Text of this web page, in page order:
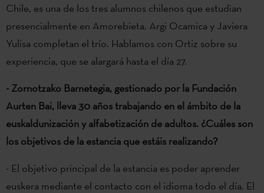
Chile, es una de los tres alumnos chilenos que estudian
presencialmente en Amorebieta. Argi Ocamica y Javiera
Yulisa completan el trío. Hablamos con Ortiz sobre su
experiencia, que se alargará hasta el día 27.
- Zornotzako Barnetegia, gestionado por la Fundación
Aurten Bai, lleva 30 años trabajando en el ámbito de la
euskaldunización y alfabetización de adultos. ¿Cuáles son
los objetivos de la estancia que estáis realizando?
- El objetivo principal de la estancia es poder aprender
euskera mediante el contacto con el idioma todo el día. El